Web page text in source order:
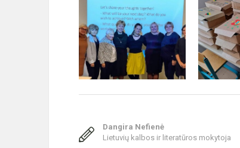
Dangira Nefienė
Lietuvių kalbos ir literatūros mokytoja